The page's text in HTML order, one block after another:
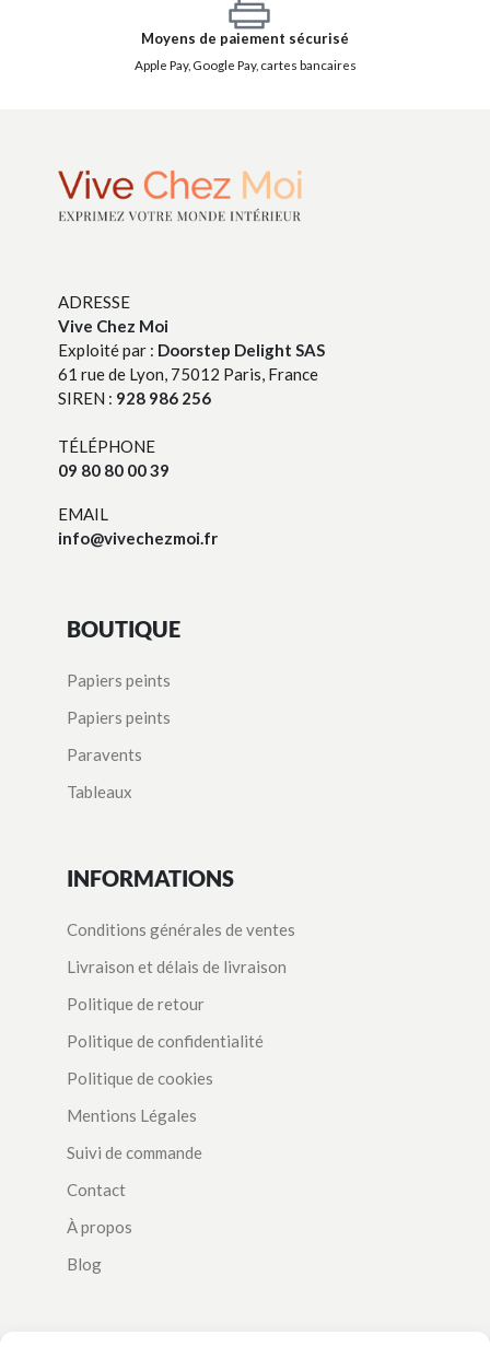
Moyens de paiement sécurisé
Apple Pay, Google Pay, cartes bancaires
ADRESSE
Vive Chez Moi
Exploité par : Doorstep Delight SAS
61 rue de Lyon, 75012 Paris, France
SIREN : 928 986 256
TÉLÉPHONE
09 80 80 00 39
EMAIL
info@vivechezmoi.fr
BOUTIQUE
Papiers peints
Papiers peints
Paravents
Tableaux
INFORMATIONS
Conditions générales de ventes
Livraison et délais de livraison
Politique de retour
Politique de confidentialité
Politique de cookies
Mentions Légales
Suivi de commande
Contact
À propos
Blog